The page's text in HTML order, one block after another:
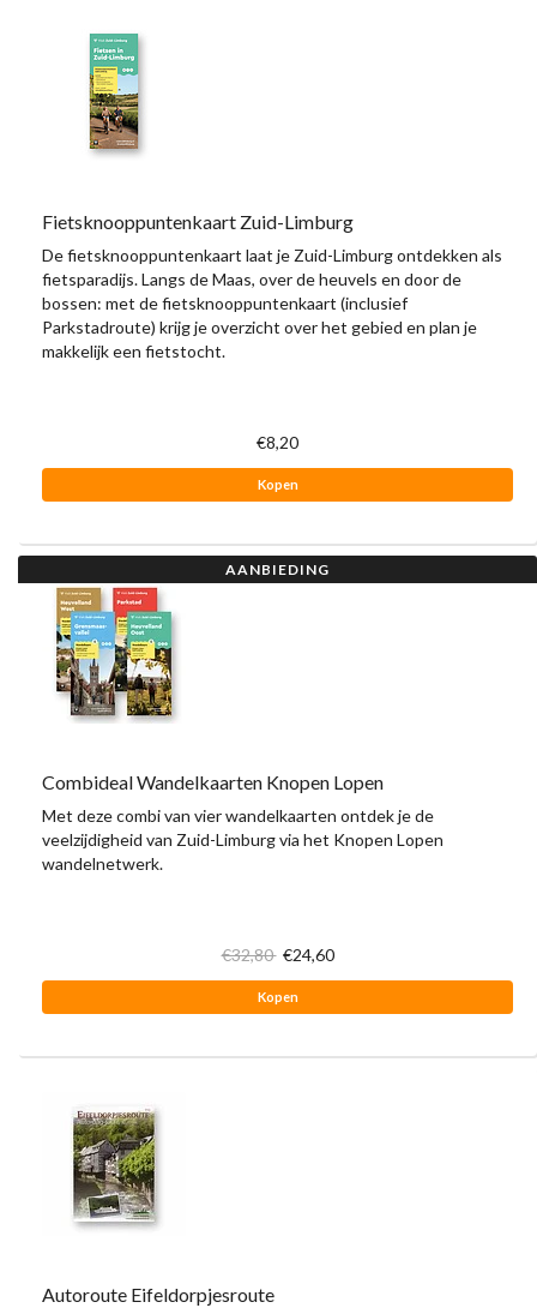
Fietsknooppuntenkaart Zuid-Limburg
De fietsknooppuntenkaart laat je Zuid-Limburg ontdekken als
fietsparadijs. Langs de Maas, over de heuvels en door de
bossen: met de fietsknooppuntenkaart (inclusief
Parkstadroute) krijg je overzicht over het gebied en plan je
makkelijk een fietstocht.
€8,20
Kopen
AANBIEDING
Combideal Wandelkaarten Knopen Lopen
Met deze combi van vier wandelkaarten ontdek je de
veelzijdigheid van Zuid-Limburg via het Knopen Lopen
wandelnetwerk.
€32,80 €24,60
Kopen
Autoroute Eifeldorpjesroute